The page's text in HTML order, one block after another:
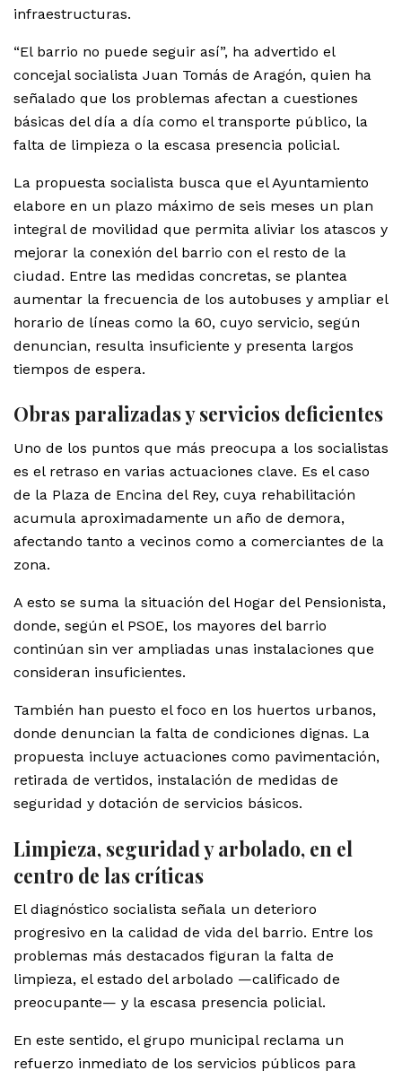
infraestructuras.
“El barrio no puede seguir así”, ha advertido el
concejal socialista Juan Tomás de Aragón, quien ha
señalado que los problemas afectan a cuestiones
básicas del día a día como el transporte público, la
falta de limpieza o la escasa presencia policial.
La propuesta socialista busca que el Ayuntamiento
elabore en un plazo máximo de seis meses un plan
integral de movilidad que permita aliviar los atascos y
mejorar la conexión del barrio con el resto de la
ciudad. Entre las medidas concretas, se plantea
aumentar la frecuencia de los autobuses y ampliar el
horario de líneas como la 60, cuyo servicio, según
denuncian, resulta insuficiente y presenta largos
tiempos de espera.
Obras paralizadas y servicios deficientes
Uno de los puntos que más preocupa a los socialistas
es el retraso en varias actuaciones clave. Es el caso
de la Plaza de Encina del Rey, cuya rehabilitación
acumula aproximadamente un año de demora,
afectando tanto a vecinos como a comerciantes de la
zona.
A esto se suma la situación del Hogar del Pensionista,
donde, según el PSOE, los mayores del barrio
continúan sin ver ampliadas unas instalaciones que
consideran insuficientes.
También han puesto el foco en los huertos urbanos,
donde denuncian la falta de condiciones dignas. La
propuesta incluye actuaciones como pavimentación,
retirada de vertidos, instalación de medidas de
seguridad y dotación de servicios básicos.
Limpieza, seguridad y arbolado, en el
centro de las críticas
El diagnóstico socialista señala un deterioro
progresivo en la calidad de vida del barrio. Entre los
problemas más destacados figuran la falta de
limpieza, el estado del arbolado —calificado de
preocupante— y la escasa presencia policial.
En este sentido, el grupo municipal reclama un
refuerzo inmediato de los servicios públicos para